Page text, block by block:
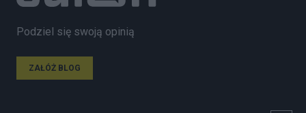
Podziel się swoją opinią
ZAŁÓŻ BLOG